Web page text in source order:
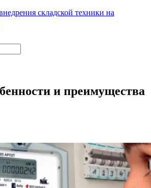
складской техники на
и преимущества